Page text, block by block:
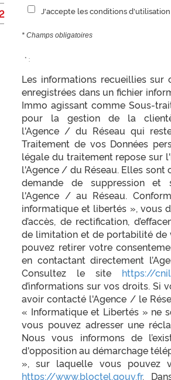
J'accepte les conditions d'utilisation
* Champs obligatoires
* :
Les informations recueillies sur
enregistrées dans un fichier
Immo agissant comme Sous-
pour la gestion de la
l'Agence / du Réseau qui
Traitement de vos Données
légale du traitement repose sur
l'Agence / du Réseau. Elles sont
demande de suppression et
l'Agence / au Réseau.
informatique et libertés », vous
d’accès, de rectification,
de limitation et de portabilité de
pouvez retirer votre
en contactant directement
Consultez le site https://
d’informations sur vos droits. Si
avoir contacté l'Agence / le
« Informatique et Libertés » ne
vous pouvez adresser une
Nous vous informons de
d'opposition au démarchage
», sur laquelle vous pouvez
https://www.bloctel.gouv.fr.